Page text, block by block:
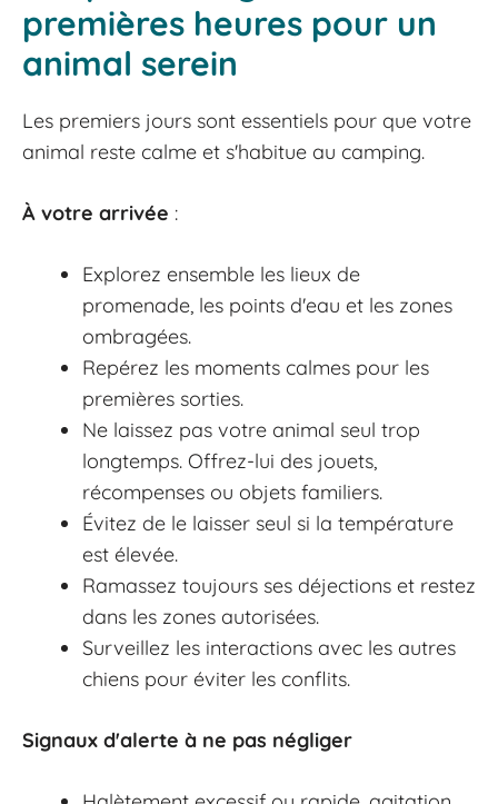
premières heures pour un
animal serein
Les premiers jours sont essentiels pour que votre
animal reste calme et s'habitue au camping.
À votre arrivée :
Explorez ensemble les lieux de
promenade, les points d'eau et les zones
ombragées.
Repérez les moments calmes pour les
premières sorties.
Ne laissez pas votre animal seul trop
longtemps. Offrez-lui des jouets,
récompenses ou objets familiers.
Évitez de le laisser seul si la température
est élevée.
Ramassez toujours ses déjections et restez
dans les zones autorisées.
Surveillez les interactions avec les autres
chiens pour éviter les conflits.
Signaux d'alerte à ne pas négliger